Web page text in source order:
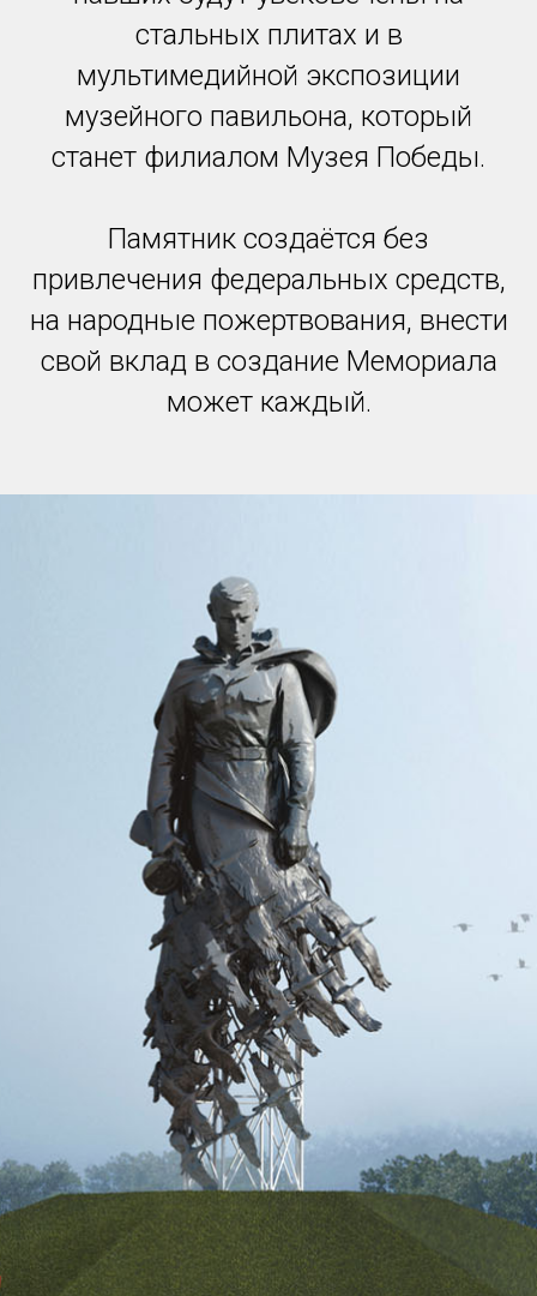
стальных плитах и в
мультимедийной экспозиции
музейного павильона, который
станет филиалом Музея Победы.
Памятник создаётся без
привлечения федеральных средств,
на народные пожертвования, внести
свой вклад в создание Мемориала
может каждый.